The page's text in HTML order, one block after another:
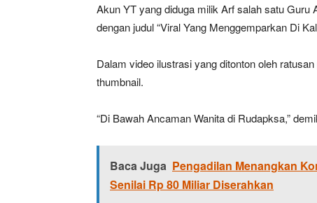
Akun YT yang diduga milik Arf salah satu Guru
dengan judul “Viral Yang Menggemparkan Di
Dalam video ilustrasi yang ditonton oleh
thumbnail.
“Di Bawah Ancaman Wanita di Rudapksa,”
Baca Juga Pengadilan Menangkan
Senilai Rp 80 Miliar Diserahkan